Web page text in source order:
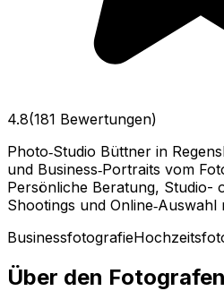
4.8(181 Bewertungen)
Photo‑Studio Büttner in
und Business‑Portraits vom
Persönliche Beratung, Studio-
Shootings und Online‑Auswahl
Businessfotografie
Über den Fotografen